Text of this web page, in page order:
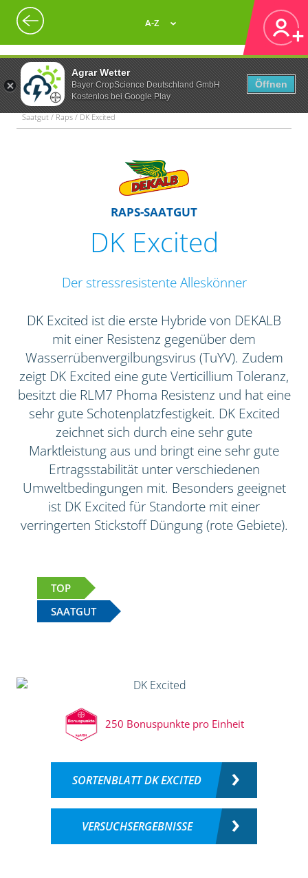
Agrar Wetter
Bayer CropScience Deutschland GmbH
Kostenlos bei Google Play
Öffnen
A-Z
Saatgut / Raps / DK Excited
RAPS-SAATGUT
DK Excited
Der stressresistente Alleskönner
DK Excited ist die erste Hybride von DEKALB
mit einer Resistenz gegenüber dem
Wasserrübenvergilbungsvirus (TuYV). Zudem
zeigt DK Excited eine gute Verticillium Toleranz,
besitzt die RLM7 Phoma Resistenz und hat eine
sehr gute Schotenplatzfestigkeit. DK Excited
zeichnet sich durch eine sehr gute
Marktleistung aus und bringt eine sehr gute
Ertragsstabilität unter verschiedenen
Umweltbedingungen mit. Besonders geeignet
ist DK Excited für Standorte mit einer
verringerten Stickstoff Düngung (rote Gebiete).
TOP
SAATGUT
250 Bonuspunkte pro Einheit
SORTENBLATT DK EXCITED
VERSUCHSERGEBNISSE